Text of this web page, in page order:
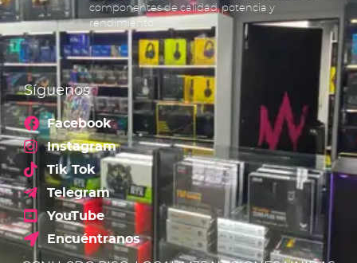
componentes de calidad, potencia y
rendimiento.
Síguenos
Facebook
Instagram
Tik Tok
Telegram
YouTube
Encuéntranos